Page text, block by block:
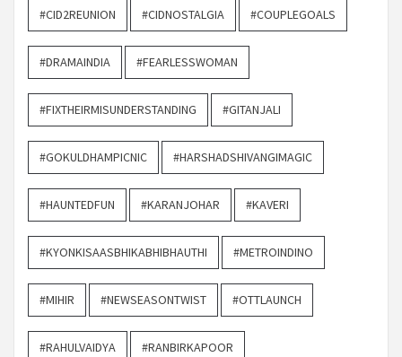
#CID2REUNION #CIDNOSTALGIA #COUPLEGOALS
#DRAMAINDIA #FEARLESSWOMAN
#FIXTHEIRMISUNDERSTANDING #GITANJALI
#GOKULDHAMPICNIC #HARSHADSHIVANGIMAGIC
#HAUNTEDFUN #KARANJOHAR #KAVERI
#KYONKISAASBHIKABHIBHAUTHI #METROINDINO
#MIHIR #NEWSEASONTWIST #OTTLAUNCH
#RAHULVAIDYA #RANBIRKAPOOR